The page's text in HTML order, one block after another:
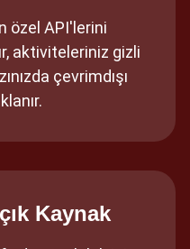
özel API'lerini
aktiviteleriniz gizli
çevrimdışı
Kaynak